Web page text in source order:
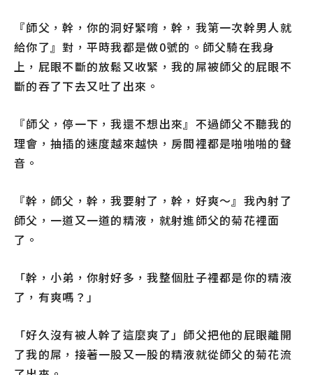
『師父，幹，你的洞好緊唷，幹，我第一次幹男人就
給你了』對，平時我都是做0號的。師父騎在我身
上，屁眼不斷的放鬆又收緊，我的屌被師父的屁眼不
斷的吞了下去又吐了出來。
『師父，停一下，我還不想出來』不過師父不聽我的
理會，抽插的速度越來越快，房間裡都是啪啪啪的聲
音。
『幹，師父，幹，我要射了，幹，好爽～』我內射了
師父，一道又一道的精液，就射進師父的菊花裡面
了。
「幹，小弟，你射好多，我整個肚子裡都是你的精液
了，有爽嗎？」
「好久沒有被人幹了這麼爽了」師父把他的屁眼離開
了我的屌，接著一股又一股的精液就從師父的菊花流